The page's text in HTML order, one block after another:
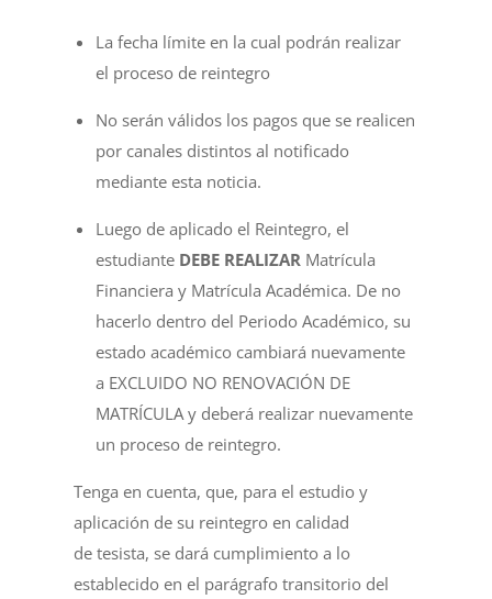
La fecha límite en la cual podrán realizar
el proceso de reintegro
No serán válidos los pagos que se realicen
por canales distintos al notificado
mediante esta noticia.
Luego de aplicado el Reintegro, el
estudiante DEBE REALIZAR Matrícula
Financiera y Matrícula Académica. De no
hacerlo dentro del Periodo Académico, su
estado académico cambiará nuevamente
a EXCLUIDO NO RENOVACIÓN DE
MATRÍCULA y deberá realizar nuevamente
un proceso de reintegro.
Tenga en cuenta, que, para el estudio y
aplicación de su reintegro en calidad
de tesista, se dará cumplimiento a lo
establecido en el parágrafo transitorio del